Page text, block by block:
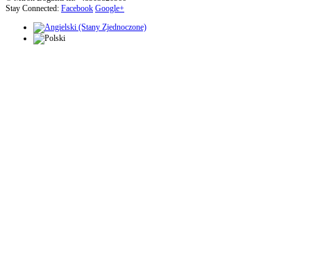
Stay Connected: Facebook Google+